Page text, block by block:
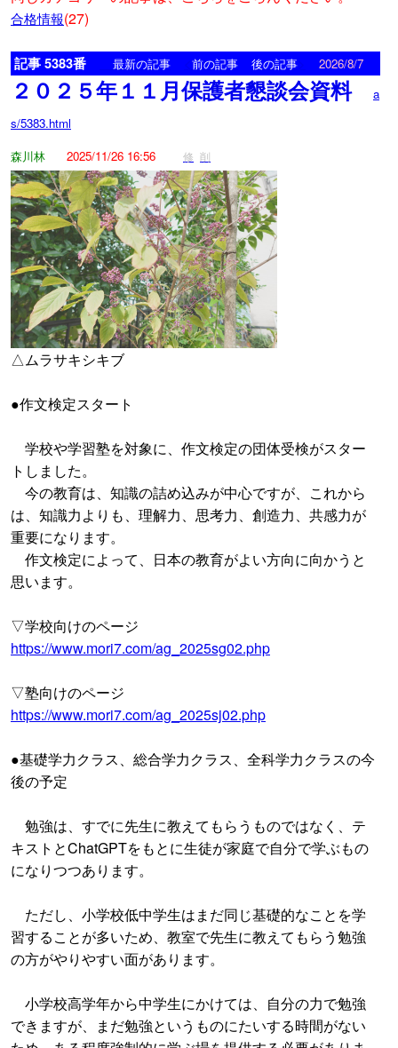
合格情報(27)
記事 5383番 最新の記事 前の記事 後の記事 2026/8/7
２０２５年１１月保護者懇談会資料
a
s/5383.html
森川林
2025/11/26 16:56 修 削
△ムラサキシキブ
●作文検定スタート
学校や学習塾を対象に、作文検定の団体受検がスター
トしました。
今の教育は、知識の詰め込みが中心ですが、これから
は、知識力よりも、理解力、思考力、創造力、共感力が
重要になります。
作文検定によって、日本の教育がよい方向に向かうと
思います。
▽学校向けのページ
https://www.mori7.com/ag_2025sg02.php
▽塾向けのページ
https://www.mori7.com/ag_2025sj02.php
●基礎学力クラス、総合学力クラス、全科学力クラスの今
後の予定
勉強は、すでに先生に教えてもらうものではなく、テ
キストとChatGPTをもとに生徒が家庭で自分で学ぶもの
になりつつあります。
ただし、小学校低中学生はまだ同じ基礎的なことを学
習することが多いため、教室で先生に教えてもらう勉強
の方がやりやすい面があります。
小学校高学年から中学生にかけては、自分の力で勉強
できますが、まだ勉強というものにたいする時間がない